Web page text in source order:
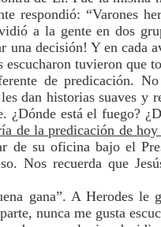
respondió: “Varones
a la gente en dos
una decisión! Y en
tuvieron que
de predicación.
dan historias suaves
está el fuego?
de la predicación de
de su oficina bajo el
Nos recuerda que
gana”. A Herodes
nunca me gusta